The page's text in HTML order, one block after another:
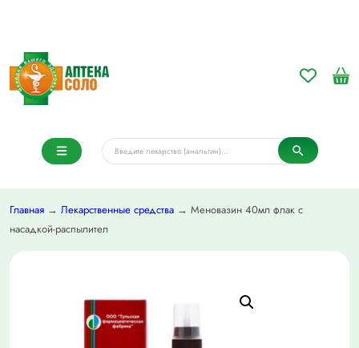
Главная → Лекарственные средства → Меновазин 40мл флак с
насадкой-распылител